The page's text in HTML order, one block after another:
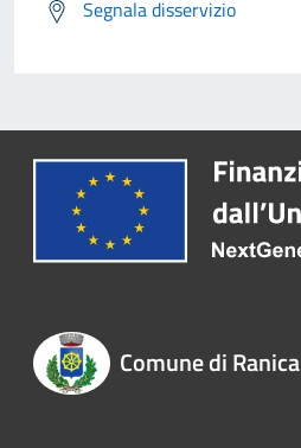
Segnala disservizio
Comune di Ranica